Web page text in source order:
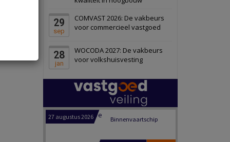
29
sep
COMVAST 2026: De vakbeurs
voor commercieel vastgoed
28
jan
WOCODA 2027: De vakbeurs
voor volkshuisvesting
Oranje
28 september 2026
Grootschalig
Bekijk
Schuinesloot
27 augustus 2026
Panheel
17 september 2026
Voormalig